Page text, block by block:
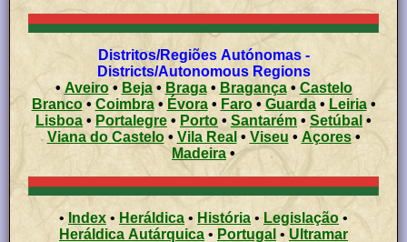
Distritos/Regiões Autónomas -
Districts/Autonomous Regions
•Aveiro• Beja• Braga• Bragança•Castelo
Branco• Coimbra• Évora• Faro• Guarda• Leiria•
Lisboa • Portalegre • Porto •Santarém • Setúbal •
Viana do Castelo• Vila Real • Viseu •Açores •
Madeira •
•Index • Heráldica • História • Legislação •
Heráldica Autárquica • Portugal • Ultramar